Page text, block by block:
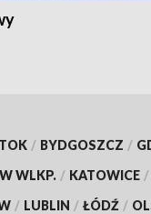
/ BYDGOSZCZ /
WLKP. / KATOWICE /
/ LUBLIN / ŁÓDŹ /